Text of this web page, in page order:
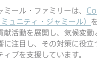
ール・ファミリーは、
ュニティ・ジャミール）
献活動を展開し、気候変
に注目し、その対策に役立
ブを支援しています。